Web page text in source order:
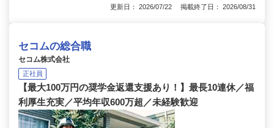
更新日： 2026/07/22 掲載終了日： 2026/08/31
セコムの総合職
セコム株式会社
正社員
【最大100万円の奨学金返還支援あり！】最長10連休／福
利厚生充実／平均年収600万超／未経験歓迎